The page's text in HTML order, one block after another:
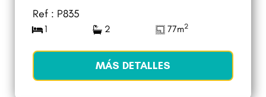
Ref : P835
1 2 77m2
MÁS DETALLES